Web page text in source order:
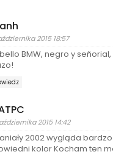
2015 18:57
BMW, negro y
2015 14:42
2002 wygląda
kolor Kocham ten